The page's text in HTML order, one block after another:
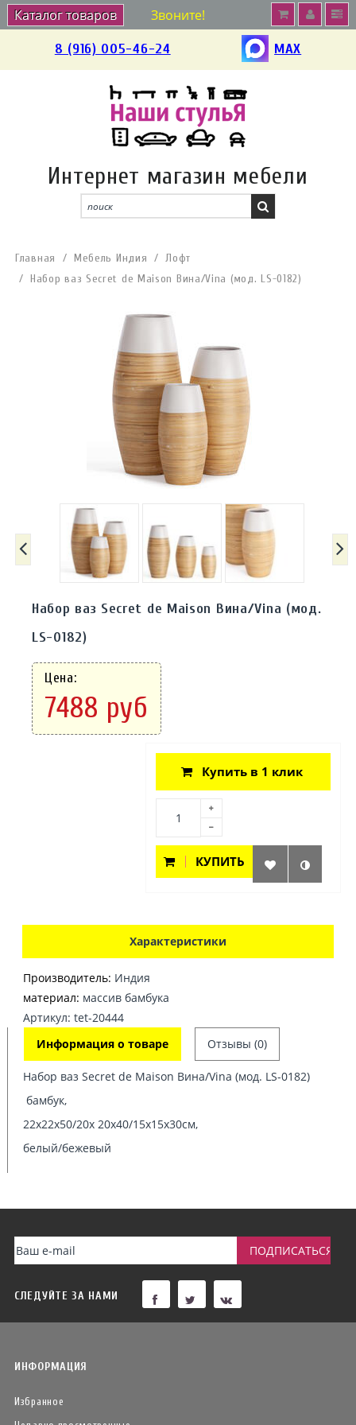
Звоните!
8 (916) 005-46-24 MAX
Интернет магазин мебели
Каталог товаров
Главная Мебель Индия
Лофт
Набор ваз Secret de Maison Вина/Vina (мод. LS-0182)
Набор ваз Secret de Maison Вина/Vina (мод.
LS-0182)
Цена:
7488 руб
Купить в 1 клик
КУПИТЬ
Характеристики
Производитель: Индия
материал: массив бамбука
Артикул: tet-20444
Информация о товаре
Отзывы (0)
Набор ваз Secret de Maison Вина/Vina (мод. LS-0182)
бамбук,
22х22х50/20х 20х40/15х15х30см,
белый/бежевый
СЛЕДУЙТЕ ЗА НАМИ
ИНФОРМАЦИЯ
Избранное